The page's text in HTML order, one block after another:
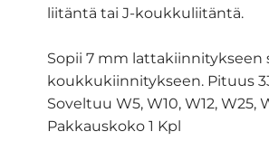
liitäntä tai J-koukkuliitäntä.
Sopii 7 mm lattakiinnitykseen
koukkukiinnitykseen. Pituus
Soveltuu W5, W10, W12, W25,
Pakkauskoko 1 Kpl